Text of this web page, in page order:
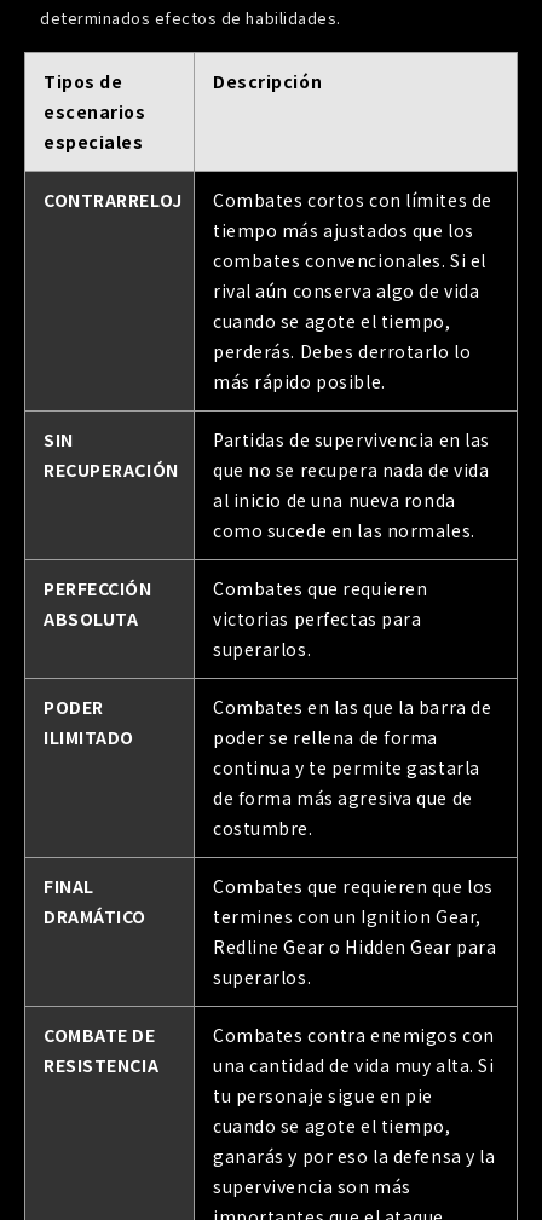
determinados efectos de habilidades.
Tipos de
escenarios
especiales
Descripción
CONTRARRELOJ
Combates cortos con límites de
tiempo más ajustados que los
combates convencionales. Si el
rival aún conserva algo de vida
cuando se agote el tiempo,
perderás. Debes derrotarlo lo
más rápido posible.
SIN
RECUPERACIÓN
Partidas de supervivencia en las
que no se recupera nada de vida
al inicio de una nueva ronda
como sucede en las normales.
PERFECCIÓN
ABSOLUTA
Combates que requieren
victorias perfectas para
superarlos.
PODER
ILIMITADO
Combates en las que la barra de
poder se rellena de forma
continua y te permite gastarla
de forma más agresiva que de
costumbre.
FINAL
DRAMÁTICO
Combates que requieren que los
termines con un Ignition Gear,
Redline Gear o Hidden Gear para
superarlos.
COMBATE DE
RESISTENCIA
Combates contra enemigos con
una cantidad de vida muy alta. Si
tu personaje sigue en pie
cuando se agote el tiempo,
ganarás y por eso la defensa y la
supervivencia son más